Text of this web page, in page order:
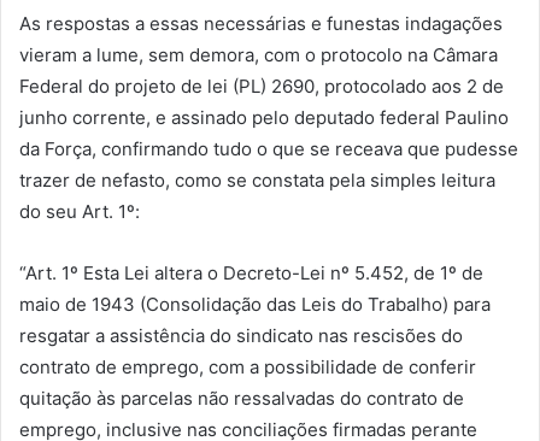
As respostas a essas necessárias e funestas indagações
vieram a lume, sem demora, com o protocolo na Câmara
Federal do projeto de lei (PL) 2690, protocolado aos 2 de
junho corrente, e assinado pelo deputado federal Paulino
da Força, confirmando tudo o que se receava que pudesse
trazer de nefasto, como se constata pela simples leitura
do seu Art. 1º:
“Art. 1º Esta Lei altera o Decreto-Lei nº 5.452, de 1º de
maio de 1943 (Consolidação das Leis do Trabalho) para
resgatar a assistência do sindicato nas rescisões do
contrato de emprego, com a possibilidade de conferir
quitação às parcelas não ressalvadas do contrato de
emprego, inclusive nas conciliações firmadas perante